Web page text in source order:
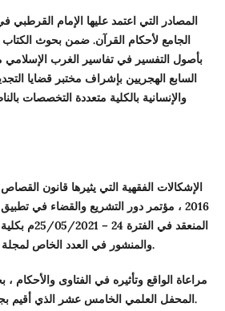
المصادر التي اعتمد عليها الإمام
الجامع لأحكام القرآن. ضمن بحوث
بأصول التفسير في تفاسير الغرب الإسلامي
السابع الهجريين بإشراف مختبر قضايا
والإنسانية بالكلية متعددة التخصصات
- الإشكالات الفقهية التي يثيرها قانون
2016 ، مؤتمر دور التشريع والقضاء في
المنعقد في الفترة24
–
25/05/2021
م
والمنشور في العدد الخاص لمجلة العلوم الشرعية والقانونية.
المحفل العلمي الخامس عشر الذي أقيم بجامعة صحار بسلطنة عمان.